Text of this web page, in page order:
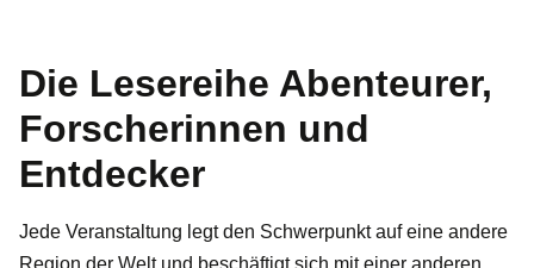
Die Lesereihe Abenteurer,
Forscherinnen und
Entdecker
Jede Veranstaltung legt den Schwerpunkt auf eine andere
Region der Welt und beschäftigt sich mit einer anderen